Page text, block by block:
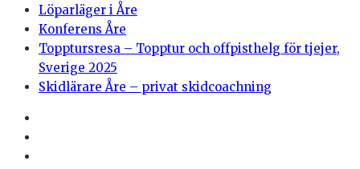
Löparläger i Åre
Konferens Åre
Topptursresa – Topptur och offpisthelg för tjejer,
Sverige 2025
Skidlärare Åre – privat skidcoachning